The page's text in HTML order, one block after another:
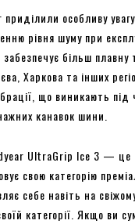
приділили особливу
рівня шуму при
більш плавну
Харкова та інших
що виникають під
канавок шини.
UltraGrip Ice 3 — це
свою категорію
себе навіть на
категорії. Якщо ви